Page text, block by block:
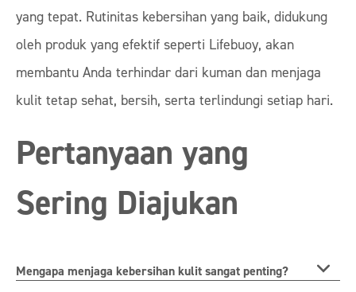
yang tepat. Rutinitas kebersihan yang baik, didukung
oleh produk yang efektif seperti Lifebuoy, akan
membantu Anda terhindar dari kuman dan menjaga
kulit tetap sehat, bersih, serta terlindungi setiap hari.
Pertanyaan yang
Sering Diajukan
Mengapa menjaga kebersihan kulit sangat penting?